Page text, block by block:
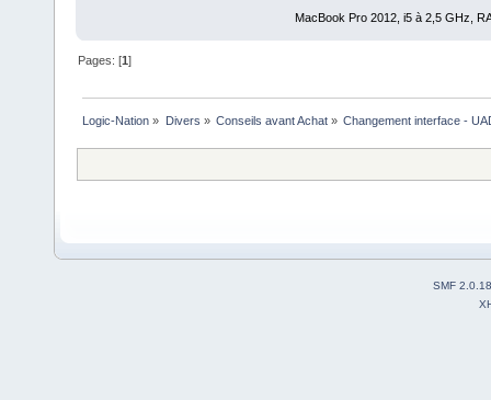
MacBook Pro 2012, i5 à 2,5 GHz,
Pages: [1]
Logic-Nation » Divers » Conseils avant Achat» Changement interface -
SMF 2.0.18